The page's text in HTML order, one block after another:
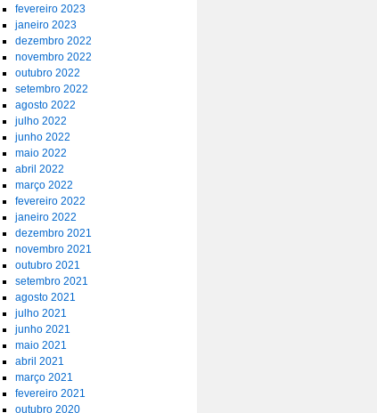
fevereiro 2023
janeiro 2023
dezembro 2022
novembro 2022
outubro 2022
setembro 2022
agosto 2022
julho 2022
junho 2022
maio 2022
abril 2022
março 2022
fevereiro 2022
janeiro 2022
dezembro 2021
novembro 2021
outubro 2021
setembro 2021
agosto 2021
julho 2021
junho 2021
maio 2021
abril 2021
março 2021
fevereiro 2021
outubro 2020